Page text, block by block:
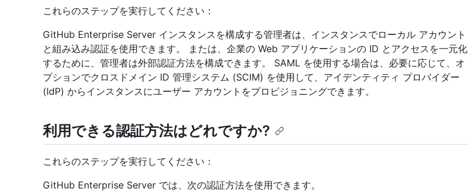
これらのステップを実行してください：
GitHub Enterprise Server インスタンスを構成する管理者は、インスタンスでローカル アカウント
と組み込み認証を使用できます。 または、企業の Web アプリケーションの ID とアクセスを一元化
するために、管理者は外部認証方法を構成できます。 SAML を使用する場合は、必要に応じて、オ
プションでクロスドメイン ID 管理システム (SCIM) を使用して、アイデンティティ プロバイダー
(IdP) からインスタンスにユーザー アカウントをプロビジョニングできます。
利用できる認証方法はどれですか?
これらのステップを実行してください：
GitHub Enterprise Server では、次の認証方法を使用できます。